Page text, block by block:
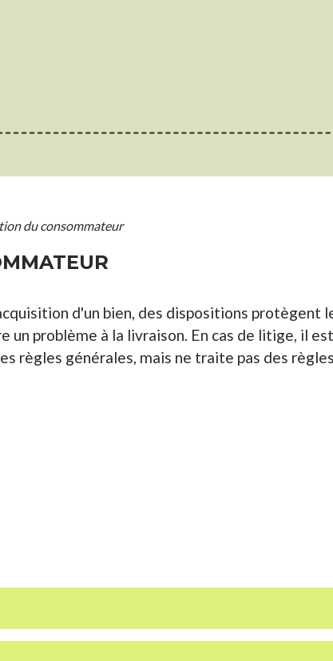
du consommateur
d'un bien, des dispositions protègent
problème à la livraison. En cas de litige, il
règles générales, mais ne traite pas des